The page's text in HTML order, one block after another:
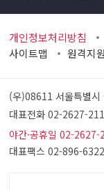
개인정보처리방침
사이트맵
원격지
(우)08611 서울특별
대표전화 02-2627-
야간·공휴일 02-
대표팩스 02-896-6322